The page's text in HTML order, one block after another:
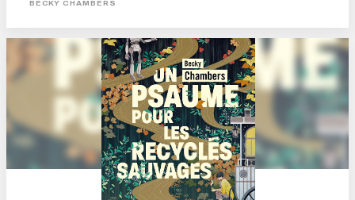
Surgers, ces "Histoires de moine et de robot" sont publiés aux éditions
L'Atalante qui...
BECKY CHAMBERS